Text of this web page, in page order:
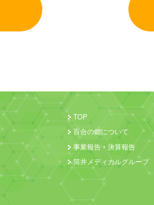
TOP
百合の郷について
事業報告・決算報告
筒井メディカルグループ